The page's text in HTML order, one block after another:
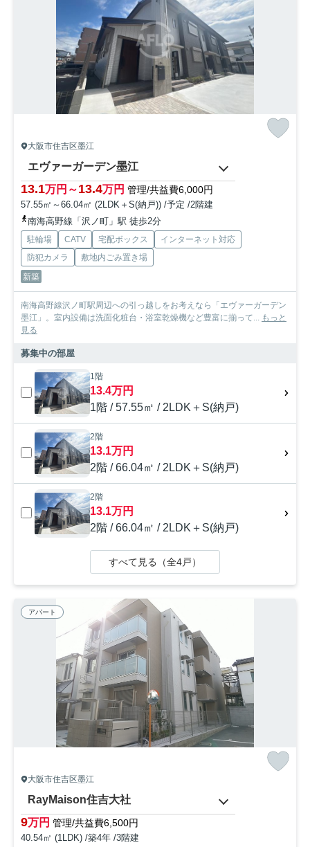
大阪市住吉区墨江
エヴァーガーデン墨江
13.1万円～13.4万円 管理/共益費6,000円
57.55㎡～66.04㎡ (2LDK＋S(納戸)) /予定 /2階建
南海高野線「沢ノ町」駅 徒歩2分
駐輪場 CATV 宅配ボックス
インターネット対応
防犯カメラ
敷地内ごみ置き場
新築
南海高野線沢ノ町駅周辺への引っ越しをお考えなら「エヴァーガーデン
墨江」。室内設備は洗面化粧台・浴室乾燥機など豊富に揃って... もっと
見る
募集中の部屋
1階
13.4万円
1階 / 57.55㎡ / 2LDK＋S(納戸)
2階
13.1万円
2階 / 66.04㎡ / 2LDK＋S(納戸)
2階
13.1万円
2階 / 66.04㎡ / 2LDK＋S(納戸)
すべて見る（全4戸）
アパート
大阪市住吉区墨江
RayMaison住吉大社
9万円 管理/共益費6,500円
40.54㎡ (1LDK) /築4年 /3階建